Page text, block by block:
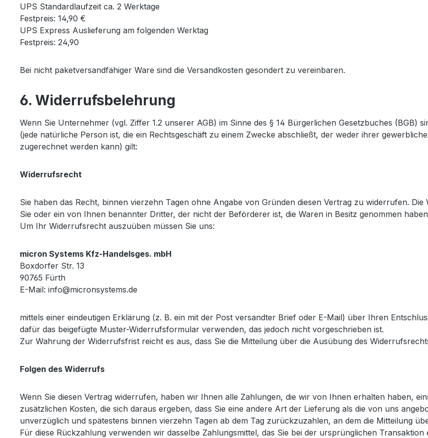
UPS Standardlaufzeit ca. 2 Werktage
Festpreis: 14,90 €
UPS Express Auslieferung am folgenden Werktag
Festpreis: 24,90
Bei nicht paketversandfähiger Ware sind die Versandkosten gesondert zu vereinbaren.
6. Widerrufsbelehrung
Wenn Sie Unternehmer (vgl. Ziffer 1.2 unserer AGB) im Sinne des § 14 Bürgerlichen Gesetzbuches (BGB)
(jede natürliche Person ist, die ein Rechtsgeschäft zu einem Zwecke abschließt, der weder ihrer
zugerechnet werden kann) gilt:
Widerrufsrecht
Sie haben das Recht, binnen vierzehn Tagen ohne Angabe von Gründen diesen Vertrag zu widerrufen.
Sie oder ein von Ihnen benannter Dritter, der nicht der Beförderer ist, die Waren in Besitz genommen
Um Ihr Widerrufsrecht auszuüben müssen Sie uns:
micron Systems Kfz-Handelsges. mbH
Boxdorfer Str. 13
90765 Fürth
E-Mail: info@micronsystems.de
mittels einer eindeutigen Erklärung (z. B. ein mit der Post versandter Brief oder E-Mail) über Ihren
dafür das beigefügte Muster-Widerrufsformular verwenden, das jedoch nicht vorgeschrieben ist.
Zur Wahrung der Widerrufsfrist reicht es aus, dass Sie die Mitteilung über die Ausübung des
Folgen des Widerrufs
Wenn Sie diesen Vertrag widerrufen, haben wir Ihnen alle Zahlungen, die wir von Ihnen erhalten haben,
zusätzlichen Kosten, die sich daraus ergeben, dass Sie eine andere Art der Lieferung als die von uns
unverzüglich und spätestens binnen vierzehn Tagen ab dem Tag zurückzuzahlen, an dem die Mitteilung
Für diese Rückzahlung verwenden wir dasselbe Zahlungsmittel, das Sie bei der ursprünglichen